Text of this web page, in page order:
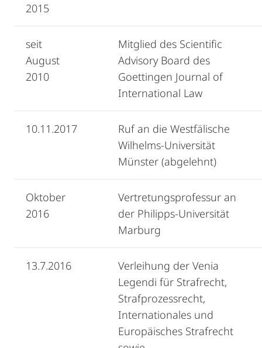
2015
seit
August
2010
Mitglied des Scientific
Advisory Board des
Goettingen Journal of
International Law
10.11.2017
Ruf an die Westfälische
Wilhelms-Universität
Münster (abgelehnt)
Oktober
2016
Vertretungsprofessur an
der Philipps-Universität
Marburg
13.7.2016
Verleihung der Venia
Legendi für Strafrecht,
Strafprozessrecht,
Internationales und
Europäisches Strafrecht